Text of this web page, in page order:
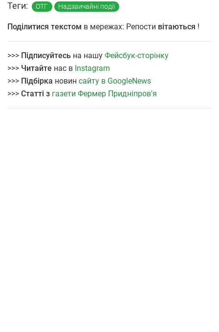
Теги: ОТГ Надзвичайні події
Поділитися текстом в мережах: Репости вітаються !
>>> Підписуйтесь на нашу Фейсбук-сторінку
>>> Читайте нас в Instagram
>>> Підбірка новин сайту в GoogleNews
>>> Статті з газети Фермер Придніпров'я